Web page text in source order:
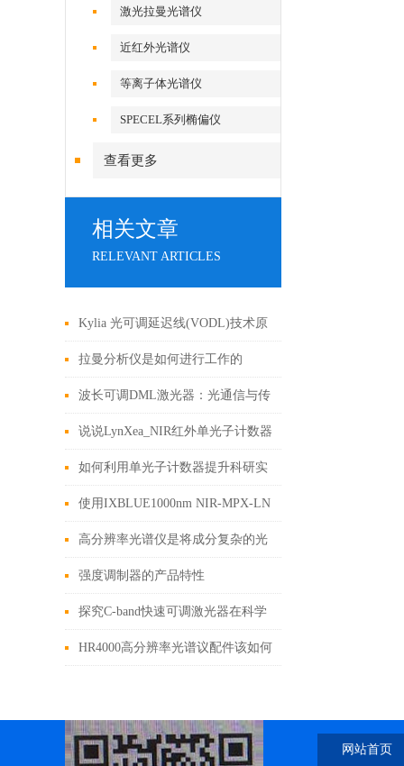
激光拉曼光谱仪
近红外光谱仪
等离子体光谱仪
SPECEL系列椭偏仪
查看更多
相关文章
RELEVANT ARTICLES
Kylia 光可调延迟线(VODL)技术原
理
拉曼分析仪是如何进行工作的
波长可调DML激光器：光通信与传
感领域的多面手
说说LynXea_NIR红外单光子计数器
的使用技巧
如何利用单光子计数器提升科研实
验的精确度？
使用IXBLUE1000nm NIR-MPX-LN
系列相位调制器需要注意以下几点
高分辨率光谱仪是将成分复杂的光
分解为光谱线的仪器
强度调制器的产品特性
探究C-band快速可调激光器在科学
研究中的重要作用
HR4000高分辨率光谱议配件该如何
网站首页